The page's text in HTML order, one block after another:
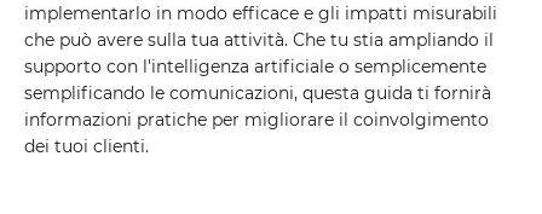
implementarlo in modo efficace e gli impatti misurabili
che può avere sulla tua attività. Che tu stia ampliando il
supporto con l'intelligenza artificiale o semplicemente
semplificando le comunicazioni, questa guida ti fornirà
informazioni pratiche per migliorare il coinvolgimento
dei tuoi clienti.